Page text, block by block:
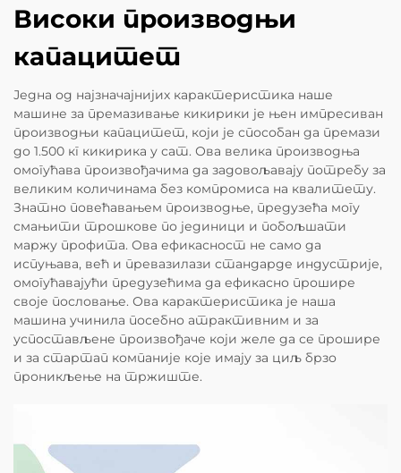
Високи производњи
капацитет
Једна од најзначајнијих карактеристика наше
машине за премазивање кикирики је њен импресиван
производњи капацитет, који је способан да премази
до 1.500 кг кикирика у сат. Ова велика производња
омогућава произвођачима да задовољавају потребу за
великим количинама без компромиса на квалитету.
Знатно повећавањем производње, предузећа могу
смањити трошкове по јединици и побољшати
маржу профита. Ова ефикасност не само да
испуњава, већ и превазилази стандарде индустрије,
омогућавајући предузећима да ефикасно прошире
своје пословање. Ова карактеристика је наша
машина учинила посебно атрактивним и за
успостављене произвођаче који желе да се прошире
и за стартап компаније које имају за циљ брзо
проникљење на тржиште.